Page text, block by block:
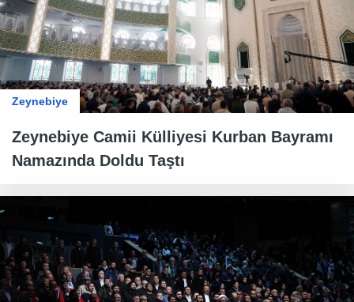
Zeynebiye
Zeynebiye Camii Külliyesi Kurban Bayramı
Namazında Doldu Taştı